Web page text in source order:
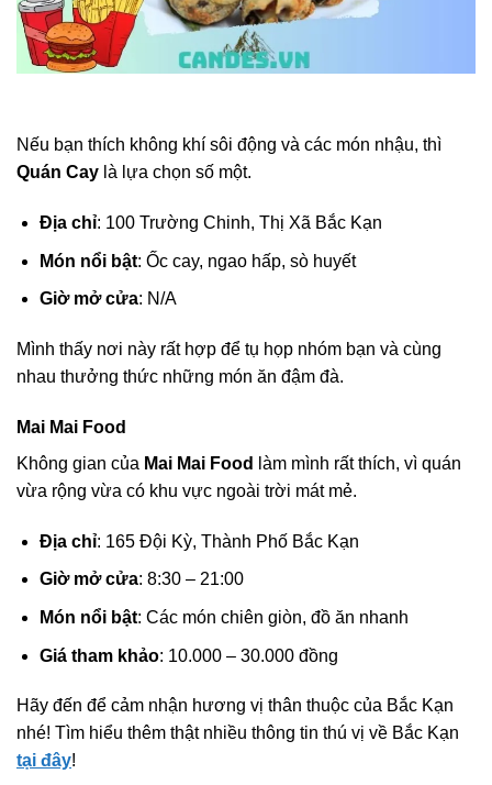
Nếu bạn thích không khí sôi động và các món nhậu, thì
Quán Cay là lựa chọn số một.
Địa chỉ: 100 Trường Chinh, Thị Xã Bắc Kạn
Món nổi bật: Ốc cay, ngao hấp, sò huyết
Giờ mở cửa: N/A
Mình thấy nơi này rất hợp để tụ họp nhóm bạn và cùng
nhau thưởng thức những món ăn đậm đà.
Mai Mai Food
Không gian của Mai Mai Food
làm mình rất thích, vì quán
vừa rộng vừa có khu vực ngoài trời mát mẻ.
Địa chỉ: 165 Đội Kỳ, Thành Phố Bắc Kạn
Giờ mở cửa: 8:30 – 21:00
Món nổi bật: Các món chiên giòn, đồ ăn nhanh
Giá tham khảo: 10.000 – 30.000 đồng
Hãy đến để cảm nhận hương vị thân thuộc của Bắc Kạn
nhé! Tìm hiểu thêm thật nhiều thông tin thú vị về Bắc Kạn
tại đây!